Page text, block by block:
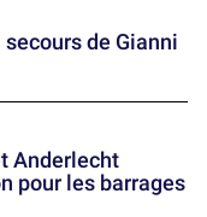
secours de Gianni
Anderlecht
pour les barrages